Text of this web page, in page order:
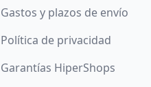
Gastos y plazos de envío
Política de privacidad
Garantías HiperShops